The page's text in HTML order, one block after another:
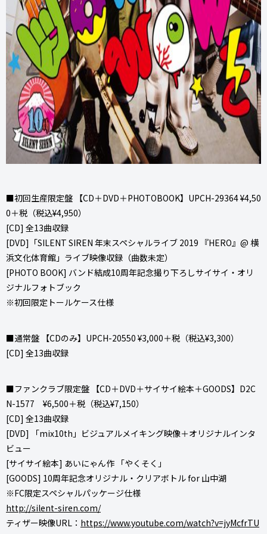
■初回生産限定盤 【CD＋DVD＋PHOTOBOOK】UPCH-29364 ¥4,50
0＋税（税込¥4,950）
[CD] 全13曲収録
[DVD]「SILENT SIREN 年末スペシャルライブ 2019 『HERO』@ 横
浜文化体育館」ライブ映像収録（曲数未定）
[PHOTO BOOK] バンド結成10周年記念撮り下ろしサイサイ・オリ
ジナルフォトブック
※初回限定トールケース仕様
■通常盤 【CDのみ】UPCH-20550 ¥3,000＋税（税込¥3,300）
[CD] 全13曲収録
■ファンクラブ限定盤 【CD＋DVD＋サイサイ絵本＋GOODS】D2C
N-1577 ¥6,500＋税（税込¥7,150）
[CD] 全13曲収録
[DVD] 「mix10th」ビジュアルメイキング映像＋オリジナルインタ
ビュー
[サイサイ絵本] あいにゃん作 「やくそく」
[GOODS] 10周年記念オリジナル・クリアボトル for 山中湖
※FC限定スペシャルパッケージ仕様
http://silent-siren.com/
ティザー映像URL： https://www.youtube.com/watch?v=jyMcfrTU